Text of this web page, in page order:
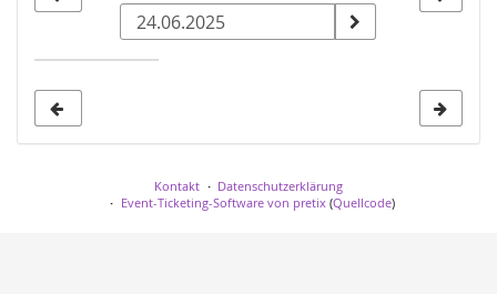
zur
Anzeige
Kontakt
Datenschutzerklärung
Event-Ticketing-Software von pretix(Quellcode)